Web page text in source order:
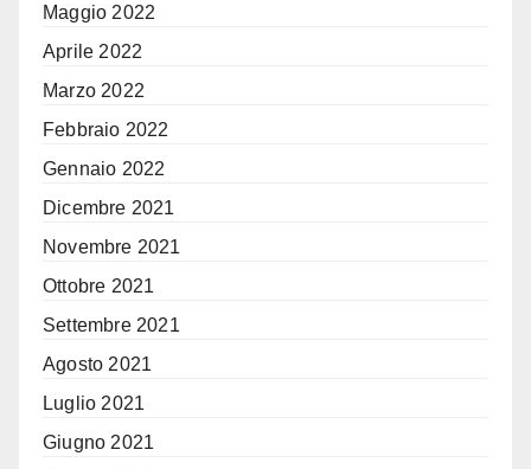
Maggio 2022
Aprile 2022
Marzo 2022
Febbraio 2022
Gennaio 2022
Dicembre 2021
Novembre 2021
Ottobre 2021
Settembre 2021
Agosto 2021
Luglio 2021
Giugno 2021